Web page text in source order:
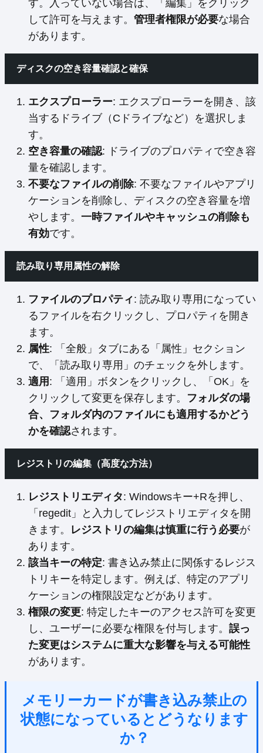
す。入っていない場合は、「編集」をクリック
して許可を与えます。 管理者権限が必要な場合
があります。
ディスクの空き容量確認と確保
エクスプローラー: エクスプローラーを開き、該
当するドライブ（Cドライブなど）を選択しま
す。
空き容量の確認: ドライブのプロパティで空き容
量を確認します。
不要なファイルの削除: 不要なファイルやアプリ
ケーションを削除し、ディスクの空き容量を増
やします。 一時ファイルやキャッシュの削除も
有効です。
読み取り専用属性の解除
ファイルのプロパティ: 読み取り専用になってい
るファイルを右クリックし、プロパティを開き
ます。
属性: 「全般」タブにある「属性」セクション
で、「読み取り専用」のチェックを外します。
適用 : 「適用」ボタンをクリックし、「OK」を
クリックして変更を保存します。 フォルダの場
合、フォルダ内のファイルにも適用するかどう
かを確認されます。
レジストリの編集（高度な方法）
レジストリエディタ: Windowsキー+Rを押し、
「regedit」と入力してレジストリエディタを開
きます。 レジストリの編集は慎重に行う必要が
あります。
該当キーの特定: 書き込み禁止に関係するレジス
トリキーを特定します。例えば、特定のアプリ
ケーションの権限設定などがあります。
権限の変更: 特定したキーのアクセス許可を変更
し、ユーザーに必要な権限を付与します。 誤っ
た変更はシステムに重大な影響を与える可能性
があります。
メモリーカードが書き込み禁止の
状態になっているとどうなります
か？